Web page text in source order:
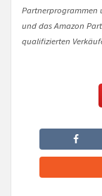
Partnerprogrammen
und das Amazon
qualifizierten